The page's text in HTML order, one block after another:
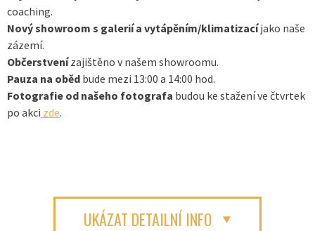
coaching.
Nový showroom s galerií a vytápěním/klimatizacíjako naše
zázemí.
Občerstvenízajištěno v našem showroomu.
Pauza na oběd bude mezi 13:00 a 14:00 hod.
Fotografie od našeho fotografa budou ke stažení ve čtvrtek
po akci zde.
UKÁZAT DETAILNÍ INFO